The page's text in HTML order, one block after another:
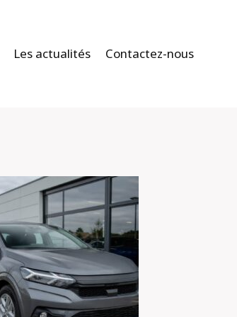
Les actualités Contactez-nous